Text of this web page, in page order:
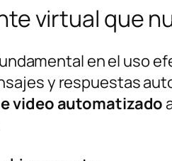
virtual que
en el uso
y respuestas
video automatizado